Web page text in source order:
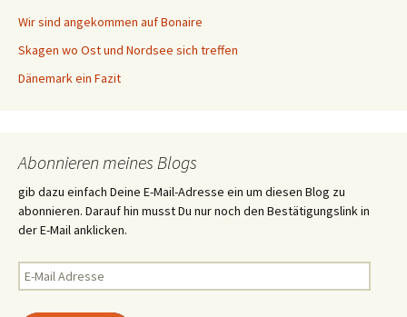
Wir sind angekommen auf Bonaire
Skagen wo Ost und Nordsee sich treffen
Dänemark ein Fazit
Abonnieren meines Blogs
gib dazu einfach Deine E-Mail-Adresse ein um diesen Blog zu
abonnieren. Darauf hin musst Du nur noch den Bestätigungslink in
der E-Mail anklicken.
E-
Mail